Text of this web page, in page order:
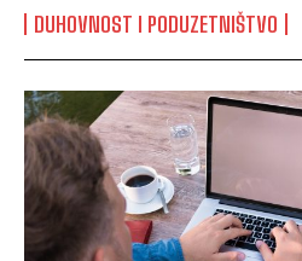
DUHOVNOST I PODUZETNIŠTVO